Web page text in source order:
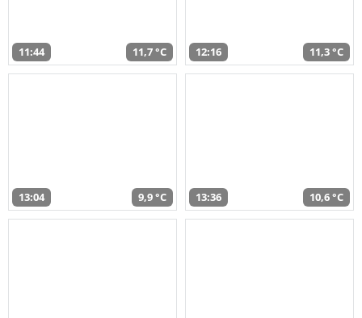
11:44 11,7 °C 12:16 11,3 °C
13:04 9,9 °C 13:36 10,6 °C